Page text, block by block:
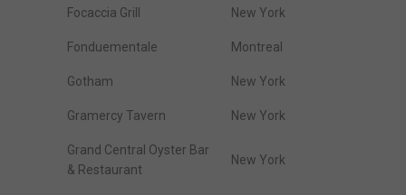
Focaccia Grill New York
Fonduementale Montreal
Gotham New York
Gramercy Tavern New York
Grand Central Oyster Bar
& Restaurant
New York